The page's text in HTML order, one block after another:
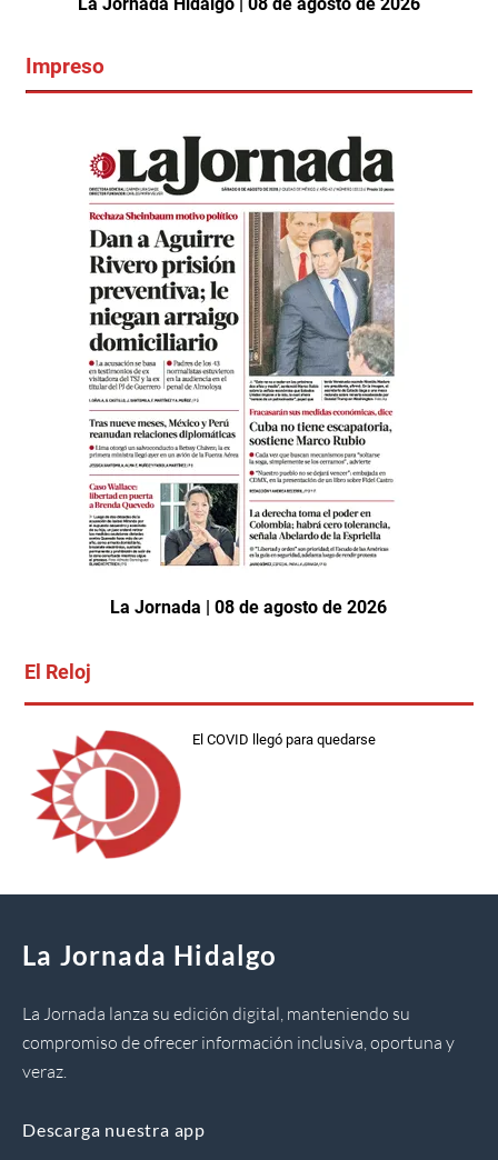
Impreso
La Jornada | 08 de agosto de 2026
El Reloj
El COVID llegó para quedarse
La Jornada Hidalgo
La Jornada lanza su edición digital, manteniendo su
compromiso de ofrecer información inclusiva, oportuna y
veraz.
Descarga nuestra app